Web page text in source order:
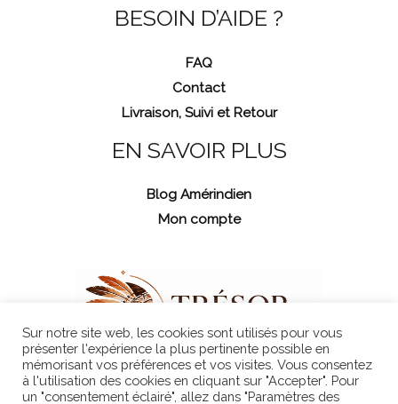
BESOIN D’AIDE ?
FAQ
Contact
Livraison, Suivi et Retour
EN SAVOIR PLUS
Blog Amérindien
Mon compte
Sur notre site web, les cookies sont utilisés pour vous
présenter l'expérience la plus pertinente possible en
mémorisant vos préférences et vos visites. Vous consentez
à l'utilisation des cookies en cliquant sur "Accepter". Pour
un "consentement éclairé", allez dans "Paramètres des